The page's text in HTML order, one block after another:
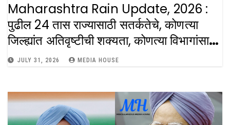
Maharashtra Rain Update, 2026 :
पुढील 24 तास राज्यासाठी सतर्कतेचे, कोणत्या
जिल्ह्यांत अतिवृष्टीची शक्यता, कोणत्या विभागांसाठी
जाहीर केलाय अलर्ट ? : Maharashtra Rai
Multiple Districts
JULY 31, 2026 MEDIA HOUSE